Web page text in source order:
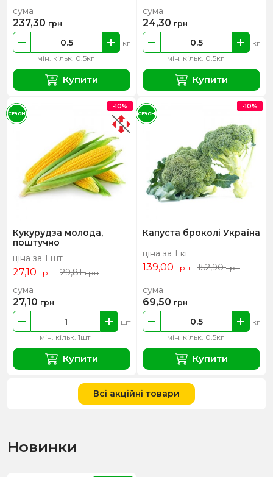
мін. кільк. 0.5кг
кг
сума
237,30 грн
Купити
мін. кільк. 0.5кг
кг
сума
24,30 грн
Купити
Кукурудза молода,
поштучно
ціна за 1 шт
27,10 грн 29,81грн
мін. кільк. 1шт
шт
сума
27,10 грн
Купити
-10%
СЕЗОН
Капуста броколі Україна
ціна за 1 кг
139,00 грн 152,90грн
мін. кільк. 0.5кг
кг
сума
69,50 грн
Купити
-10%
СЕЗОН
Всі акційні товари
Новинки